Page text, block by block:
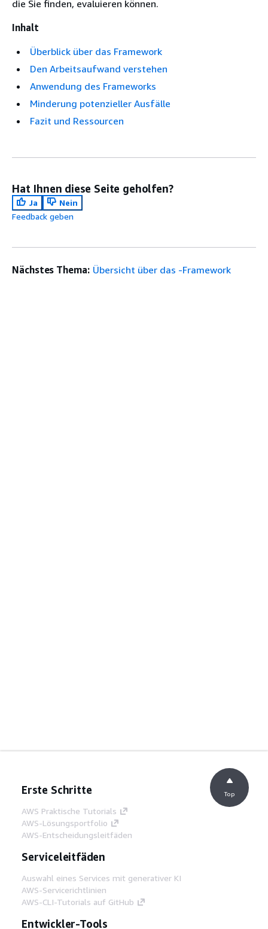
die Sie finden, evaluieren können.
Inhalt
Überblick über das Framework
Den Arbeitsaufwand verstehen
Anwendung des Frameworks
Minderung potenzieller Ausfälle
Fazit und Ressourcen
Hat Ihnen diese Seite geholfen?
Ja
Nein
Feedback geben
Nächstes Thema: Übersicht über das -Framework
Erste Schritte
AWS Praktische Tutorials
AWS-Lösungsportfolio
AWS-Entscheidungsleitfäden
Serviceleitfäden
Auswahl eines Services mit generativer KI
AWS-Servicerichtlinien
AWS-CLI-Tutorials auf GitHub
Entwickler-Tools
Top